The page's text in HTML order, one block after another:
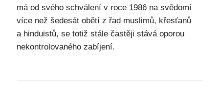
má od svého schválení v roce 1986 na svědomí
více než šedesát obětí z řad muslimů, křesťanů
a hinduistů, se totiž stále častěji stává oporou
nekontrolovaného zabíjení.